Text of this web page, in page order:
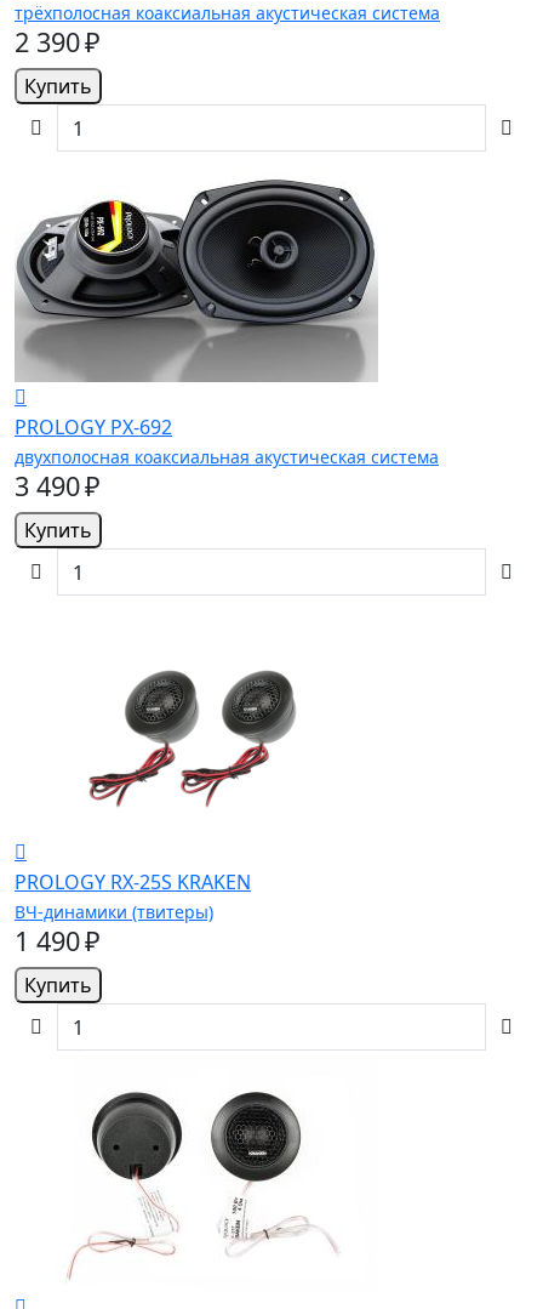
трёхполосная коаксиальная акустическая система
2 390 ₽
Купить
PROLOGY PX-692
двухполосная коаксиальная акустическая система
3 490 ₽
Купить
PROLOGY RX-25S KRAKEN
ВЧ-динамики (твитеры)
1 490 ₽
Купить